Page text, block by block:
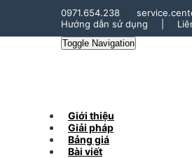
0971.654.238
Hướng dẫn sử dụng
Toggle Navigation
Giới thiệu
Giải pháp
Bảng giá
Bài viết